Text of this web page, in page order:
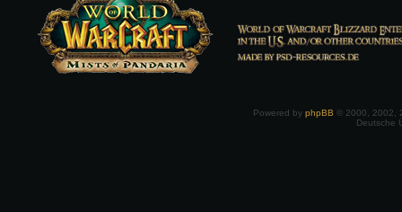
Powered by phpBB © 2000, 2002,
Deutsche